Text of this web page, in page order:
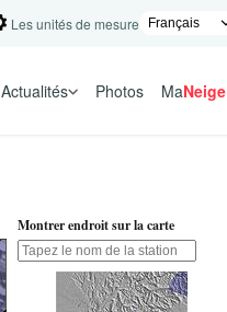
Les unités de mesure
Actualités Photos MaNeige
Montrer endroit sur la carte